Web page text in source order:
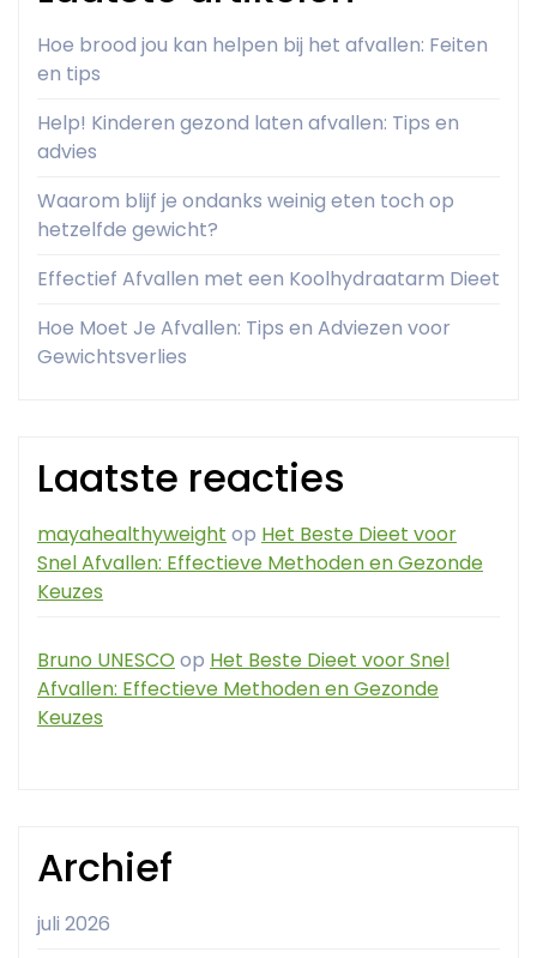
Hoe brood jou kan helpen bij het afvallen: Feiten
en tips
Help! Kinderen gezond laten afvallen: Tips en
advies
Waarom blijf je ondanks weinig eten toch op
hetzelfde gewicht?
Effectief Afvallen met een Koolhydraatarm Dieet
Hoe Moet Je Afvallen: Tips en Adviezen voor
Gewichtsverlies
Laatste reacties
mayahealthyweight op Het Beste Dieet voor
Snel Afvallen: Effectieve Methoden en Gezonde
Keuzes
Bruno UNESCO op Het Beste Dieet voor Snel
Afvallen: Effectieve Methoden en Gezonde
Keuzes
Archief
juli 2026